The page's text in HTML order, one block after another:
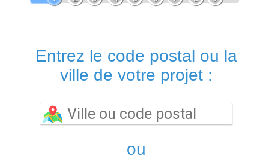
Entrez le code postal ou la
ville de votre projet :
ou